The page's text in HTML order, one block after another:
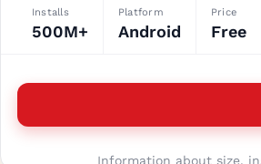
Installs
500M+
Platform
Android
Price
Free
Information about size,